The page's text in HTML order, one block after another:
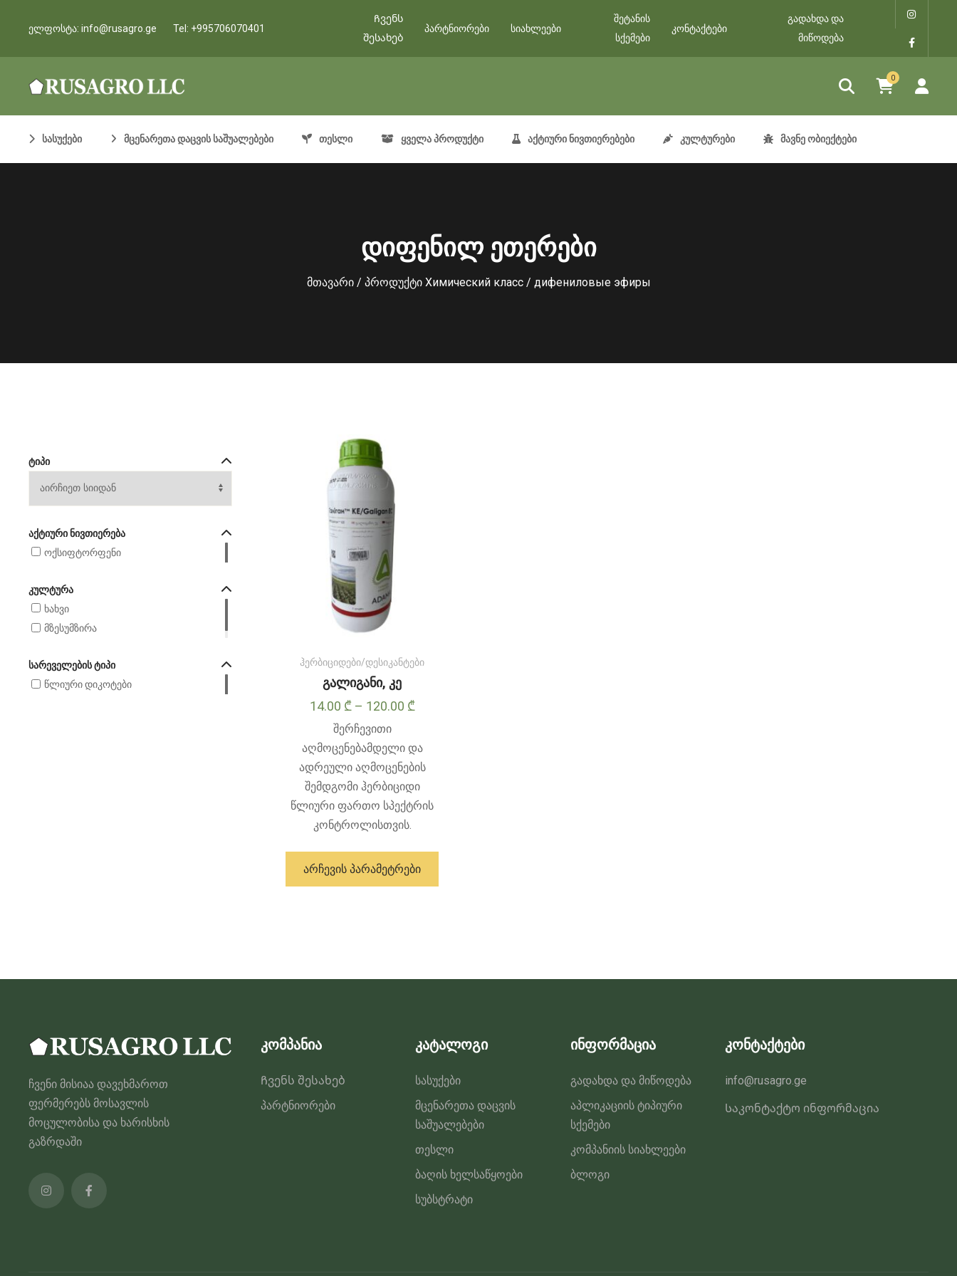
ელფოსტა: info@rusagro.ge Tel: +995706070401
Ჩვენს
შესახებ
პარტნიორები სიახლეები
შეტანის
სქემები
კონტაქტები
გადახდა და
მიწოდება
0
სასუქები მცენარეთა დაცვის საშუალებები თესლი ყველა პროდუქტი აქტიური ნივთიერებები კულტურები მავნე ობიექტები
დიფენილ ეთერები
მთავარი/ პროდუქტი Химический класс / дифениловые эфиры
ᲢᲘᲞᲘ
ᲐᲥᲢᲘᲣᲠᲘ ᲜᲘᲕᲗᲘᲔᲠᲔᲑᲐ
ოქსიფტორფენი
ᲙᲣᲚᲢᲣᲠᲐ
ხახვი
მზესუმზირა
ᲡᲐᲠᲔᲕᲔᲚᲔᲑᲘᲡ ᲢᲘᲞᲘ
წლიური დიკოტები
ჰერბიციდები/დესიკანტები
გალიგანი, კე
14.00 ₾ – 120.00 ₾Price
14.00 ₾
through
120.00 ₾
შერჩევითი
აღმოცენებამდელი და
ადრეული აღმოცენების
შემდგომი ჰერბიციდი
წლიური ფართო სპექტრის
კონტროლისთვის.
ᲐᲠᲩᲔᲕᲘᲡ ᲞᲐᲠᲐᲛᲔᲢᲠᲔᲑᲘ
შეირჩეს
ჩვენი მისიაა დავეხმაროთ
ფერმერებს მოსავლის
მოცულობისა და ხარისხის
გაზრდაში
კომპანია
Ჩვენს შესახებ
პარტნიორები
კატალოგი
სასუქები
მცენარეთა დაცვის
საშუალებები
თესლი
ბაღის ხელსაწყოები
სუბსტრატი
ინფორმაცია
გადახდა და მიწოდება
აპლიკაციის ტიპიური
სქემები
კომპანიის სიახლეები
ბლოგი
კონტაქტები
info@rusagro.ge
Საკონტაქტო ინფორმაცია